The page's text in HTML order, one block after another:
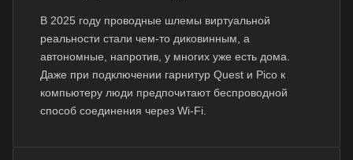
В 2025 году проводные шлемы виртуальной
реальности стали чем-то диковинным, а
автономные, напротив, у многих уже есть дома.
Даже при подключении гарнитур Quest и Pico к
компьютеру люди предпочитают беспроводной
способ соединения через Wi-Fi.